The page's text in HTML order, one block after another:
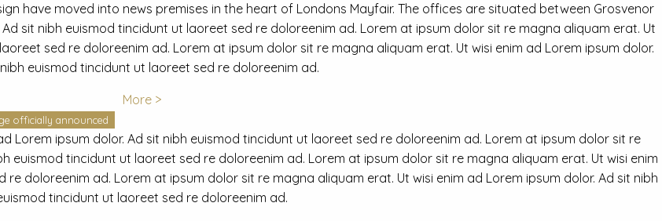
have moved into news premises in the heart of Londons Mayfair. The offices are situated between Grosvenor
sit nibh euismod tincidunt ut laoreet sed re doloreenim ad. Lorem at ipsum dolor sit re magna aliquam erat. Ut
sed re doloreenim ad. Lorem at ipsum dolor sit re magna aliquam erat. Ut wisi enim ad Lorem ipsum dolor.
euismod tincidunt ut laoreet sed re doloreenim ad.
More >
officially announced
Lorem ipsum dolor. Ad sit nibh euismod tincidunt ut laoreet sed re doloreenim ad. Lorem at ipsum dolor sit re
euismod tincidunt ut laoreet sed re doloreenim ad. Lorem at ipsum dolor sit re magna aliquam erat. Ut wisi enim
doloreenim ad. Lorem at ipsum dolor sit re magna aliquam erat. Ut wisi enim ad Lorem ipsum dolor. Ad sit nibh
tincidunt ut laoreet sed re doloreenim ad.